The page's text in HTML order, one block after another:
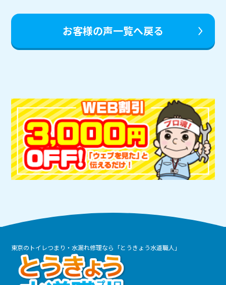
ナ
ビ
シ
ョ
ン
お客様の声一覧へ戻る
東京のトイレつまり・水漏れ修理なら「とうきょう水道職人」